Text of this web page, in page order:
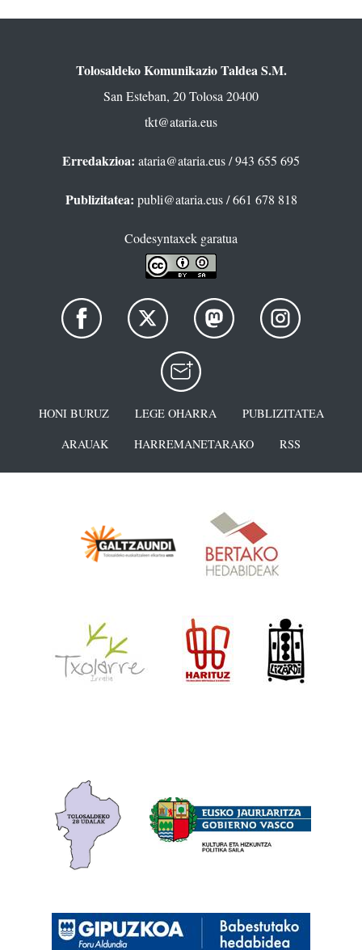
Tolosaldeko Komunikazio Taldea S.M.
San Esteban, 20 Tolosa 20400
tkt@ataria.eus
Erredakzioa: ataria@ataria.eus/ 943 655 695
Publizitatea: publi@ataria.eus/ 661 678 818
Codesyntaxek garatua
HONI BURUZ LEGE OHARRA
PUBLIZITATEA
ARAUAK
HARREMANETARAKO RSS